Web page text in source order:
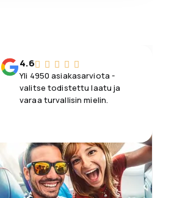
4.6
Yli 4950 asiakasarviota -
valitse todistettu laatu ja
varaa turvallisin mielin.